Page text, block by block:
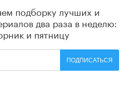
подборку лучших и
два раза в неделю:
и пятницу
ПОДПИСАТЬСЯ